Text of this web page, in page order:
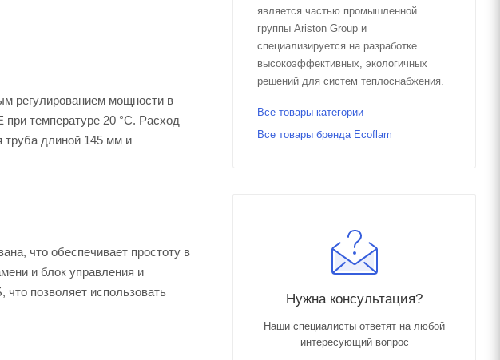
регулированием мощности в
температуре 20 °C. Расход
труба длиной 145 мм и
что обеспечивает простоту в
и блок управления и
позволяет использовать
является частью промышленной
группы Ariston Group и
специализируется на разработке
высокоэффективных, экологичных
решений для систем теплоснабжения.
Все товары категории
Все товары бренда Ecoflam
Нужна консультация?
Наши специалисты ответят на любой
интересующий вопрос